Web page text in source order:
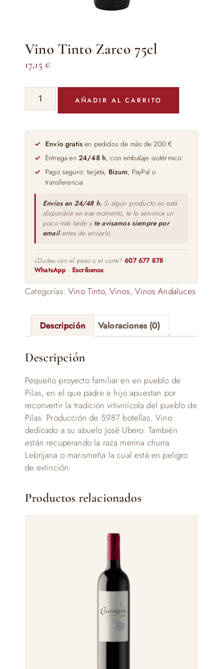
Vino Tinto Zarco 75cl
17,15 €
Vino
Tinto
75cl
cantidad
AÑADIR AL CARRITO
Envío gratis en pedidos de más de 200 €
Entrega en 24/48 h, con embalaje isotérmico
Pago seguro: tarjeta, Bizum, PayPal o
transferencia
Envíos en 24/48 h. Si algún producto no está
disponible en ese momento, te lo servimos un
poco más tarde y te avisamos siempre por
emailantes de enviarlo.
¿Dudas con el peso o el corte?607 677 878 ·
WhatsApp · Escríbenos
Categorías:Vino Tinto,Vinos,Vinos Andaluces
Descripción Valoraciones (0)
Descripción
Pequeño proyecto familiar en en pueblo de
Pilas, en el que padre e hijo apuestan por
reconvertir la tradición vitivinícola del pueblo de
Pilas. Producción de 5987 botellas. Vino
dedicado a su abuelo José Ubero. También
están recuperando la raza merina churra
Lebrijana o marismeña la cual está en peligro
de extinción.
Productos relacionados